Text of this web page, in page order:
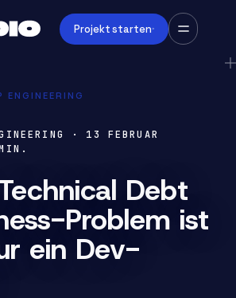
Projekt starten
ENGINEERING
· 13 FEBRUAR
Debt
Problem ist
ein Dev-